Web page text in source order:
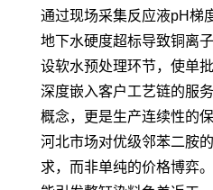
通过现场采集反应液pH梯
地下水硬度超标导致铜离
设软水预处理环节，使单
深度嵌入客户工艺链的服
概念，更是生产连续性的保
河北市场对优级邻苯二胺
求，而非单纯的价格博弈